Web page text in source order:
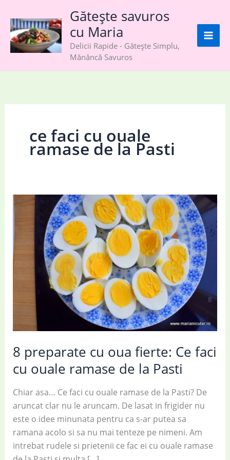
content
Gătește savuros
cu Maria
Delicii Rapide - Gătește Simplu,
Mănâncă Savuros
ce faci cu ouale
ramase de la Pasti
8 preparate cu oua fierte: Ce faci
cu ouale ramase de la Pasti
Chiar asa… Ce faci cu ouale ramase de la Pasti? De
aruncat clar nu le aruncam. De lasat in frigider nu
este o idee minunata pentru ca s-ar putea sa
ramana acolo si sa nu mai tenteze pe nimeni. Am
intrebat rudele si prietenii ce fac ei cu ouale ramase